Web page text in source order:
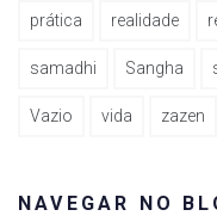
prática realidade
samadhi Sangha
Vazio vida zazen
NAVEGAR NO